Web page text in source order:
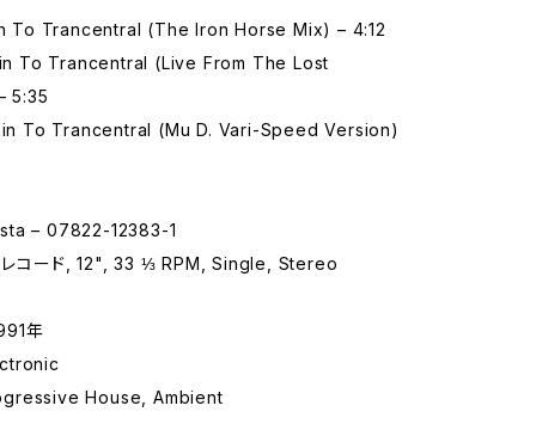
To Trancentral (The Iron Horse Mix) – 4:12
To Trancentral (Live From The Lost
5:35
To Trancentral (Mu D. Vari-Speed Version)
– 07822-12383-1
: レコード, 12", 33 ⅓ RPM, Single, Stereo
年
House, Ambient